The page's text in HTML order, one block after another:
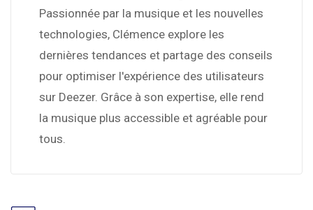
Passionnée par la musique et les nouvelles
technologies, Clémence explore les
dernières tendances et partage des conseils
pour optimiser l'expérience des utilisateurs
sur Deezer. Grâce à son expertise, elle rend
la musique plus accessible et agréable pour
tous.